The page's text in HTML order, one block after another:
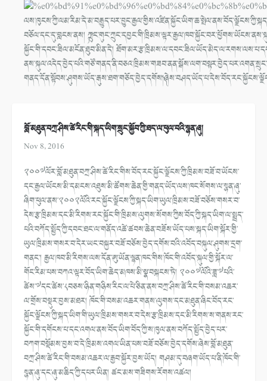
བཅོལ་དང་དུ་བླངས་ནས།
སྐྱོང་གི་དབང་ཟིལ་མངོན་ཐུབ་མིན་དེ།
བློ་མཐུན་བཀྲ་ཤིས་ཚེ་རིང་གི་སྐད་ཡིག་སྲུང་སྐྱོབ་ཀྱི་ཐད་ལ་ཕུལ་བའི་སྙན་ཞུ།
Nov 8, 2016
༢༠༠༧ལོར་བློ་མཐུན་བཀྲ་ཤིས་ཚེ་རིང་གིས་བོད་རང་སྐྱོང་ལྗོངས་ཀྱི་ཁྲིམས་བཟོ་བ་ཡོངས་
དང་རྒྱལ་ཡོངས་མི་དམངས་འཐུས་མི་ཚོགས་ཆེན་གྱི་གནད་ཡོད་ལས་ཁང་སོགས་ལ་སྙན་ཞུ་
ཞིག་ཕུལ་ནས་༢༠༠༢ལོའི་རང་སྐྱོང་ལྗོངས་ཀྱི་སྐད་ཡིག་ཡུལ་ཁྲིམས་བཟོ་བཅོས་གསར་བ་
དེས་རྩ་ཁྲིམས་དང་མི་རིགས་རང་སྐྱོང་གི་ཁྲིམས་ལུགས་སོགས་ཀྱིས་བོད་ཀྱི་སྐད་ཡིག་ལ་སྤྲད་
པའི་བཀོད་སྤྱོད་ཀྱི་དབང་ཐང་ལ་གནོད་འཚེ་ཚབས་ཆེན་བཟོས་ཡོད་པས་སྐད་ཡིག་སྐོར་གྱི་
ཡུལ་ཁྲིམས་གསར་བ་དེར་ཡང་བསྐྱར་བཟོ་བཅོས་བྱེད་དགོས་བའི་འབོད་བསྐུལ་ཤུགས་དྲག་
གནང་། རྒྱལ་ཁབ་མི་རིགས་ལས་དོན་ཨུ་ཡོན་ལྷན་ཁང་གིས་ཁོང་གི་འབོད་སྐུལ་གྱི་སྐོར་ལ་
གོང་རིམ་པས་བཀའ་ལྟར་བོད་ཡིག་ཆེད་མཁས་མི་སྣ་བསྐངས་ཏེ། ༢༠༠༧ལོའི་ཟླ་༧པའི་
ཚེས་༧དང་ཚེས་༨བཅས་ཉིན་གཉིས་རིང་ལ་པེ་ཅིན་ནས་བཀྲ་ཤིས་ཚེ་རིང་གི་བསམ་འཆར་
ལ་གྲོས་བསྡུར་བྱས་མཐར། ཁོང་གི་བསམ་འཆར་གནས་ལུགས་དང་མཐུན་ཞིང་བོད་རང་
སྐྱོང་ལྗོངས་ཀྱི་སྐད་ཡིག་གི་ཡུལ་ཁྲིམས་གསར་བ་དེས་རྩ་ཁྲིམས་དང་མི་རིགས་ས་གནས་རང་
སྐྱོང་གི་དགོངས་པ་དང་འགལ་ནས་བོད་ཡིག་བོད་ཀྱི་ས་ཁུལ་ནས་བཀོད་སྤྱོད་བྱེད་པར་
བཀག་བསྡོམས་བྱས་བ་དེ་ཁྲིམས་འགལ་ཡིན་པས་བཟོ་བཅོས་བྱེད་དགོས་ཞེས་བློ་མཐུན་
བཀྲ་ཤིས་ཚེ་རིང་གི་བསམ་འཆར་ལ་རྒྱབ་སྐྱོར་བྱས་ཡོད། གཤམ་དུ་བཞག་ཡོད་པ་ནི་ཁོང་གི་
སྙན་ཞུ་དང་ཞུ་མཆིད་ཀྱི་དཔར་ཡིན། ཚང་མས་གཟིགས་རོགས་འཚལ།